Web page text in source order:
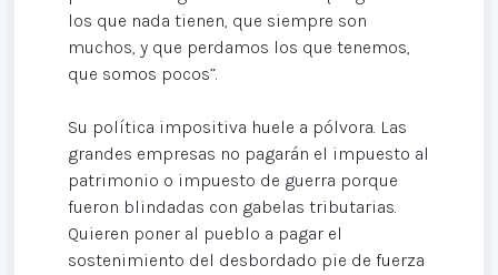
los que nada tienen, que siempre son
muchos, y que perdamos los que tenemos,
que somos pocos”.
Su política impositiva huele a pólvora. Las
grandes empresas no pagarán el impuesto al
patrimonio o impuesto de guerra porque
fueron blindadas con gabelas tributarias.
Quieren poner al pueblo a pagar el
sostenimiento del desbordado pie de fuerza